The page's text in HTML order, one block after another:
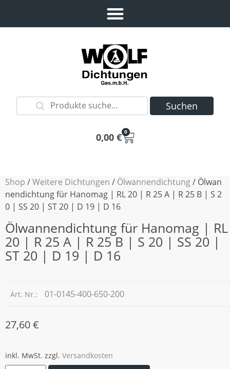
Suchen
0,00 € 0
Shop /Weitere Dichtungen / Ölwannendichtung/ Ölwan
nendichtung für Hanomag | RL 20 | R 25 A | R 25 B | S 2
0 | SS 20 | ST 20 | D 19 | D 16
Ölwannendichtung für Hanomag | RL
20 | R 25 A | R 25 B | S 20 | SS 20 |
ST 20 | D 19 | D 16
Art. Nr.: 01-0145-400-650-200
27,60€
inkl. MwSt. zzgl. Versandkosten